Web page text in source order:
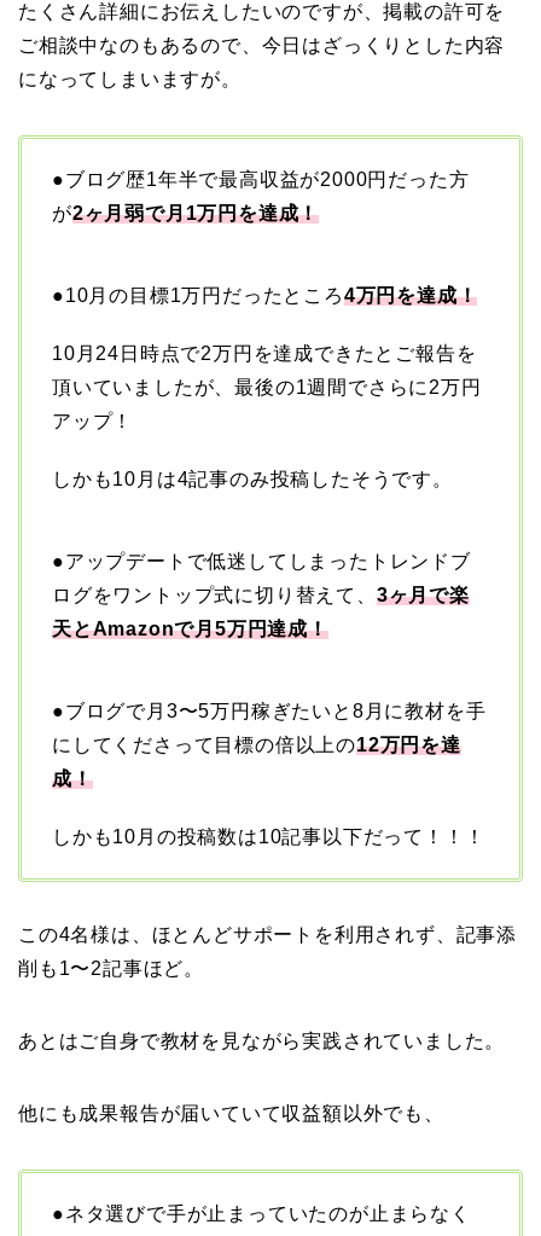
たくさん詳細にお伝えしたいのですが、掲載の許可を
ご相談中なのもあるので、今日はざっくりとした内容
になってしまいますが。
●ブログ歴1年半で最高収益が2000円だった方
が2ヶ月弱で月1万円を達成！
●10月の目標1万円だったところ4万円を達成！
10月24日時点で2万円を達成できたとご報告を
頂いていましたが、最後の1週間でさらに2万円
アップ！
しかも10月は4記事のみ投稿したそうです。
●アップデートで低迷してしまったトレンドブ
ログをワントップ式に切り替えて、 3ヶ月で楽
天とAmazonで月5万円達成！
●ブログで月3〜5万円稼ぎたいと8月に教材を手
にしてくださって目標の倍以上の12万円を達
成！
しかも10月の投稿数は10記事以下だって！！！
この4名様は、ほとんどサポートを利用されず、記事添
削も1〜2記事ほど。
あとはご自身で教材を見ながら実践されていました。
他にも成果報告が届いていて収益額以外でも、
●ネタ選びで手が止まっていたのが止まらなく